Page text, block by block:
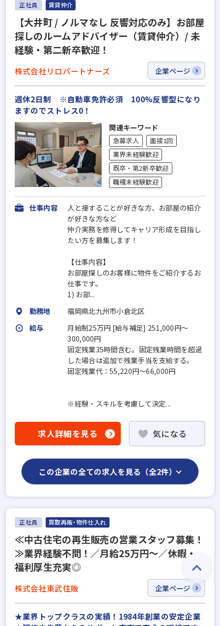
正社員 賃貸仲介
【大井町 / ノルマなし 反響対応のみ】お部屋
探しのルームアドバイザー（賃貸仲介）/ 未
経験・第二新卒歓迎！
株式会社リロパートナーズ 企業ページ
週休2日制 ※自動車免許必須 100%反響型になり
ますのでストレス0！
関連キーワード
急募求人
面接1回
業界未経験歓迎
既卒・第2新卒歓迎
職種未経験歓迎
仕事内容
人と接することが好きな方、お部屋の紹介
が好きな方など
仲介実務を修得してキャリア形成を目指し
たい方を募集します！
【仕事内容】
お部屋探しのお客様に物件をご紹介するお
仕事です。
1) お部...
勤務地
福岡県北九州市小倉北区
給与
月給制25万円 [給与補足] 251,000円～
300,000円
固定残業35時間含む。固定残業時間を超過
した場合は追加で残業手当を支給する。
固定残業代：55,220円～66,000円
※経験・スキルを考慮して決定...
求人詳細を見る 気になる
この企業の全ての求人を見る（全2件）
正社員 買取再販・物件仕入れ
≪中古住宅の再生販売の営業スタッフ募集！
≫業界経験不問！／月給25万円～／休暇・
福利厚生充実◎
株式会社東武住販 企業ページ
★業界トップクラスの実績！1984年創業の安定企業